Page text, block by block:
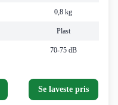
0,8 kg
Plast
70-75 dB
Se laveste pris